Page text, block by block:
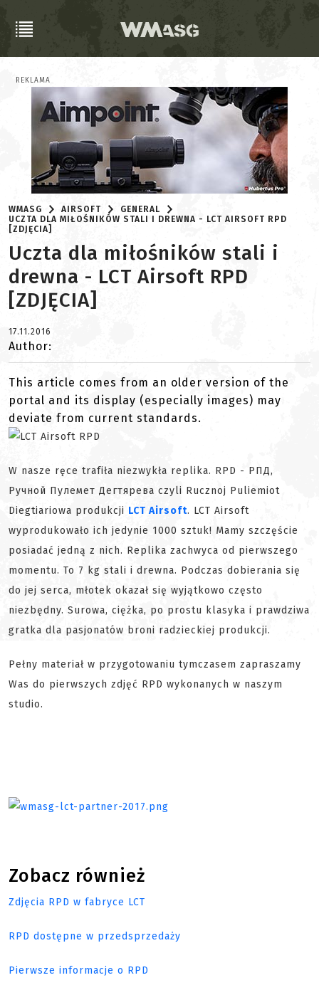
REKLAMA
WMASG AIRSOFT
GENERAL
UCZTA DLA MIŁOŚNIKÓW STALI I DREWNA - LCT AIRSOFT RPD
[ZDJĘCIA]
Uczta dla miłośników stali i
drewna - LCT Airsoft RPD
[ZDJĘCIA]
17.11.2016
Author:
This article comes from an older version of the
portal and its display (especially images) may
deviate from current standards.
W nasze ręce trafiła niezwykła replika. RPD - РПД,
Ручной Пулемет Дегтярева czyli Rucznoj Puliemiot
Diegtiariowa produkcji LCT Airsoft. LCT Airsoft
wyprodukowało ich jedynie 1000 sztuk! Mamy szczęście
posiadać jedną z nich. Replika zachwyca od pierwszego
momentu. To 7 kg stali i drewna. Podczas dobierania się
do jej serca, młotek okazał się wyjątkowo często
niezbędny. Surowa, ciężka, po prostu klasyka i prawdziwa
gratka dla pasjonatów broni radzieckiej produkcji.
Pełny materiał w przygotowaniu tymczasem zapraszamy
Was do pierwszych zdjęć RPD wykonanych w naszym
studio.
Zobacz również
Zdjęcia RPD w fabryce LCT
RPD dostępne w przedsprzedaży
Pierwsze informacje o RPD